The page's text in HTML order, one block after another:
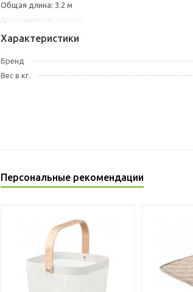
Общая длина: 3.2 м
Характеристики
Бренд
Вес в кг.
Персональные рекомендации